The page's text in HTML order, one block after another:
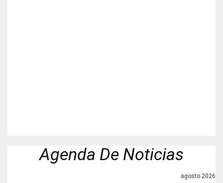
Agenda De Noticias
agosto 2026